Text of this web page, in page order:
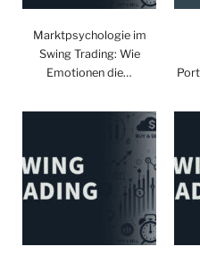
Marktpsychologie im
Swing Trading: Wie
Emotionen die…